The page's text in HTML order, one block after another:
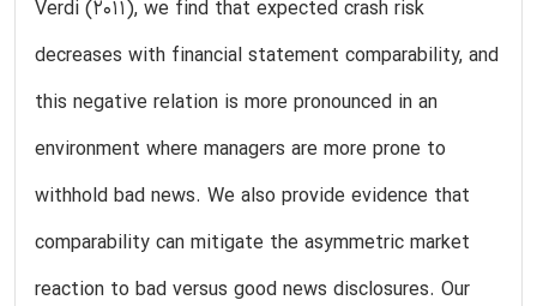
Verdi (2011), we find that expected crash risk
decreases with financial statement comparability, and
this negative relation is more pronounced in an
environment where managers are more prone to
withhold bad news. We also provide evidence that
comparability can mitigate the asymmetric market
reaction to bad versus good news disclosures. Our